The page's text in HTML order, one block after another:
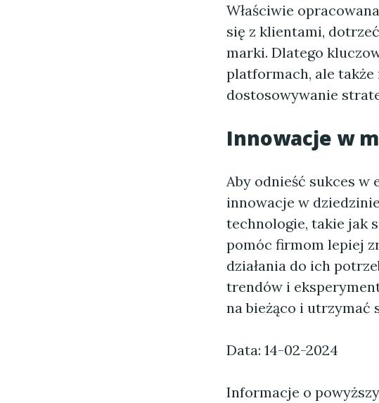
Właściwie
się z klientami,
marki. Dlatego
platformach, ale
dostosowywanie
Innowacje w
Aby odnieść sukces
innowacje w
technologie, takie jak
pomóc firmom lepiej
działania do ich
trendów i
na bieżąco i utrzymać
Data: 14-02-2024
Informacje o